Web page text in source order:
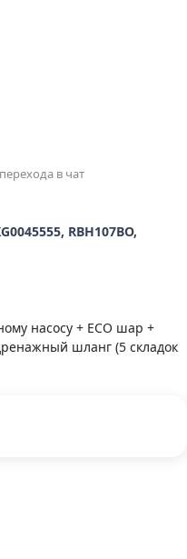
в чат
RBH107BO,
насосу + ECO шар +
шланг (5 складок